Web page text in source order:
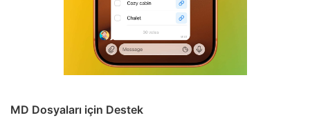
MD Dosyaları için Destek